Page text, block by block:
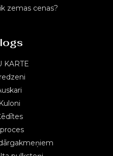
zemas cenas?
KARTE